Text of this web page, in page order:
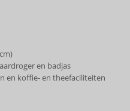
en badjas
en koffie- en theefaciliteiten